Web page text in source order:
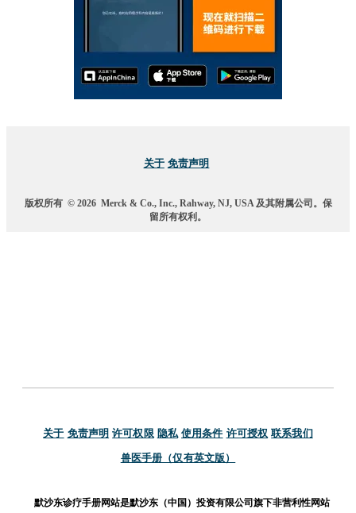
关于 免责声明
版权所有 © 2026 Merck & Co., Inc., Rahway, NJ, USA 及其附属公司。保
留所有权利。
关于 免责声明 许可权限 隐私 使用条件 许可授权 联系我们
兽医手册（仅有英文版）
默沙东诊疗手册网站是默沙东（中国）投资有限公司旗下非营利性网站